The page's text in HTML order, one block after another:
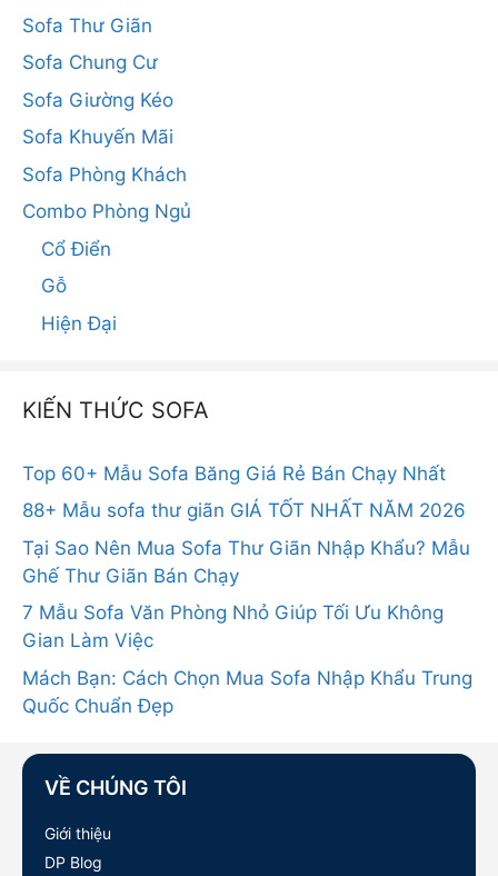
Sofa Thư Giãn
Sofa Chung Cư
Sofa Giường Kéo
Sofa Khuyến Mãi
Sofa Phòng Khách
Combo Phòng Ngủ
Cổ Điển
Gỗ
Hiện Đại
KIẾN THỨC SOFA
Top 60+ Mẫu Sofa Băng Giá Rẻ Bán Chạy Nhất
88+ Mẫu sofa thư giãn GIÁ TỐT NHẤT NĂM 2026
Tại Sao Nên Mua Sofa Thư Giãn Nhập Khẩu? Mẫu
Ghế Thư Giãn Bán Chạy
7 Mẫu Sofa Văn Phòng Nhỏ Giúp Tối Ưu Không
Gian Làm Việc
Mách Bạn: Cách Chọn Mua Sofa Nhập Khẩu Trung
Quốc Chuẩn Đẹp
VỀ CHÚNG TÔI
Giới thiệu
DP Blog